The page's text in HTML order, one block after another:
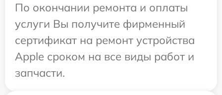
По окончании ремонта и оплаты
услуги Вы получите фирменный
сертификат на ремонт устройства
Apple сроком на все виды работ и
запчасти.